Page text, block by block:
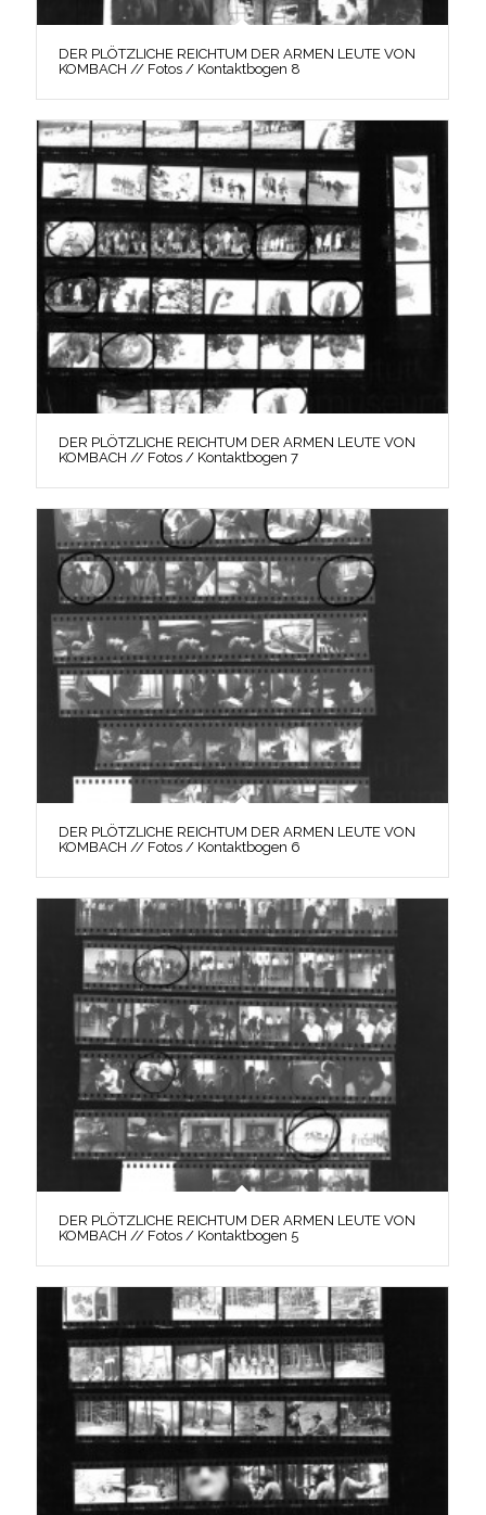
DER PLÖTZLICHE REICHTUM DER ARMEN LEUTE VON
KOMBACH // Fotos / Kontaktbogen 8
DER PLÖTZLICHE REICHTUM DER ARMEN LEUTE VON
KOMBACH // Fotos / Kontaktbogen 7
DER PLÖTZLICHE REICHTUM DER ARMEN LEUTE VON
KOMBACH // Fotos / Kontaktbogen 6
DER PLÖTZLICHE REICHTUM DER ARMEN LEUTE VON
KOMBACH // Fotos / Kontaktbogen 5